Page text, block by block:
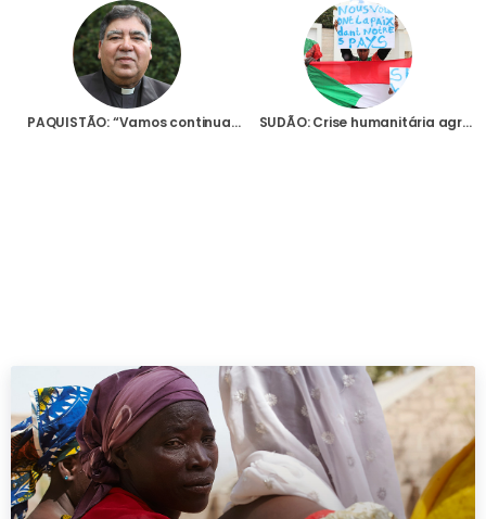
PAQUISTÃO: “Vamos continuar a lutar por estas pobres raparigas”, diz Padre Yousaf sobre as cristãs raptadas no seu país SUDÃO: Crise humanitária agrava-se a cada dia que passa, mas Igreja permanece junto das populações